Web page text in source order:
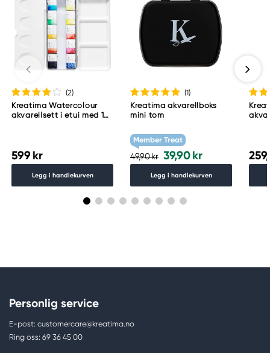
(2)
Kreatima Watercolour
akvarellsett i etui med 10
599 kr
Legg i handlekurven
(1)
Kreatima akvarellboks
mini tom
Member Treat
49,90 kr 39,90 kr
Legg i handlekurven
Personlig service
E-post: customercare@kreatima.no
Ring oss: 69 36 45 00